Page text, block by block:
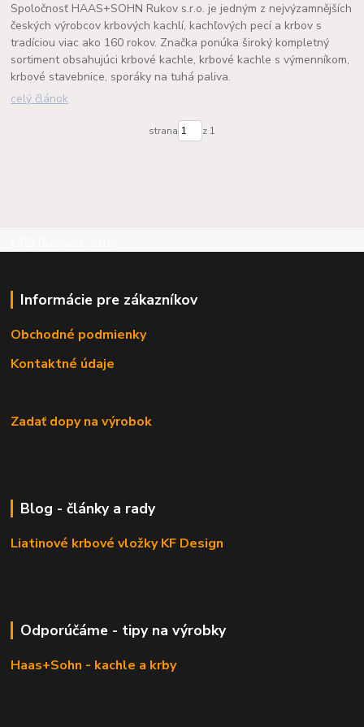
Spoločnosť HAAS+SOHN Rukov s.r.o. je jedným z nejvýzamnějších
českých výrobcov krbových kachlí, kachľových pecí a krbov s
tradíciou viac ako 160 rokov. Značka ponúka široký kompletný
sortiment obsahujúci krbové kachle, krbové kachle s výmenníkom,
krbové stavebnice, sporáky na tuhá paliva.
celý článok
strana z 1
Informácie pre zákazníkov
Obchodné podmienky
Kontaktné údaje
Zadať dopy na výrobok
Blog - články a rady
Liatinové krbové vložky KF Design
Odporúčáme - tipy na výrobky
Haas+Sohn - kachle a krby